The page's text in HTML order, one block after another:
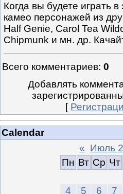
Когда вы будете играть
камео персонажей из
Half Genie, Carol Tea
Chipmunk и мн. др.
Всего комментариев: 0
Добавлять
[
Calendar
« Июль
Пн Вт Ср Чт
4
5 6 7